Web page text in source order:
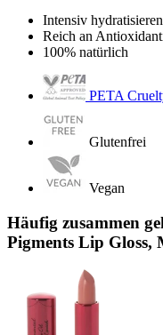
Intensiv
Reich an
100% natürlich
PETA
Glutenfrei
Vegan
Häufig zusammen
Pigments Lip Gloss,